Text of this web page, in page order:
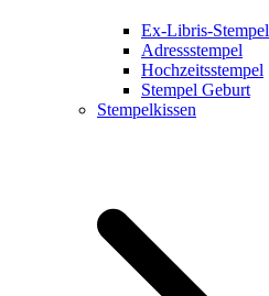
Ex-Libris-Stempel
Adressstempel
Hochzeitsstempel
Stempel Geburt
Stempelkissen